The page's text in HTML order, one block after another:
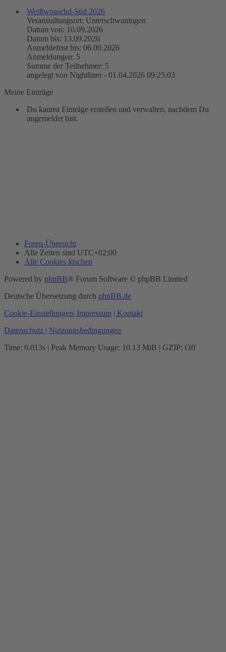
Weißwoaschd-Süd 2026
Veranstaltungsort: Unterschwaningen
Datum von: 10.09.2026
Datum bis: 13.09.2026
Anmeldefrist bis: 06.09.2026
Anmeldungen: 5
Summe der Teilnehmer: 5
angelegt von Nightliner - 01.04.2026 09:25:03
Meine Einträge
Du kannst Einträge erstellen und verwalten, nachdem Du
angemeldet bist.
Foren-Übersicht
Alle Zeiten sind UTC+02:00
Alle Cookies löschen
Powered by phpBB® Forum Software © phpBB Limited
Deutsche Übersetzung durch phpBB.de
Cookie-Einstellungen| Impressum | Kontakt
Datenschutz | Nutzungsbedingungen
Time: 0.013s | Peak Memory Usage: 10.13 MiB | GZIP: Off